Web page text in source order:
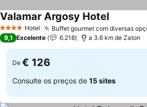
4 EstrelasHotel Buffet gourmet com diversas
Valamar Argosy HotelVer preços
9,1 Excelente 6.218 a 3.6 km de Zaton
De € 126
Consulte os preços de 15 sites